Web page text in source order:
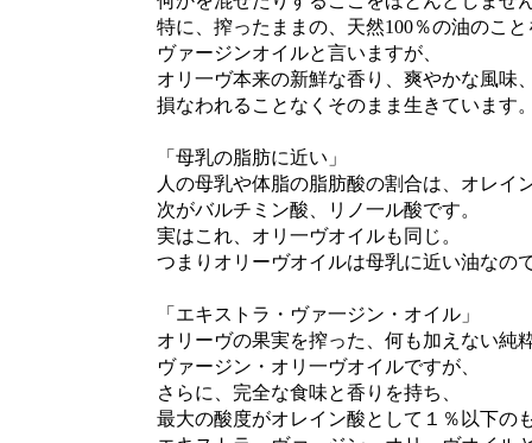
特に、搾ったままの、天然100％の油のこと
ヴァージンオイルと言いますが、
オリ一ヴ本来の新鮮な香り、爽やかな風味
損なわれることなくそのまま生きています
「母乳の脂肪に近い」
人の母乳や体脂の脂肪酸の割合は、オレイ
次がバルチミン酸、リノ一ル酸です。
実はこれ、オリ一ヴオイルも同じ。
つまりオリーヴオイルは母乳に近い油なの
「エキストラ・ヴァ一ジン・オイル」
オリーヴの果実を搾った、何も加えない純
ヴァージン・オリ一ヴオイルですが、
さらに、完全な食味と香りを持ち、
最大の酸度がオレイン酸として１％以下の